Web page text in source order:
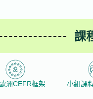
課
洲CEFR框架 小組課